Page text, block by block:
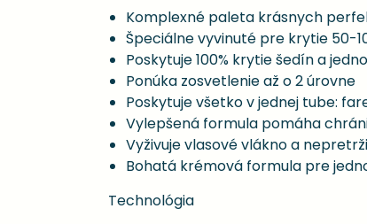
Komplexné paleta krásnych
Špeciálne vyvinuté pre krytie 50-
Poskytuje 100% krytie šedín a
Ponúka zosvetlenie až o 2 úrovne
Poskytuje všetko v jednej tube:
Vylepšená formula pomáha
Vyživuje vlasové vlákno a
Bohatá krémová formula pre
Technológia